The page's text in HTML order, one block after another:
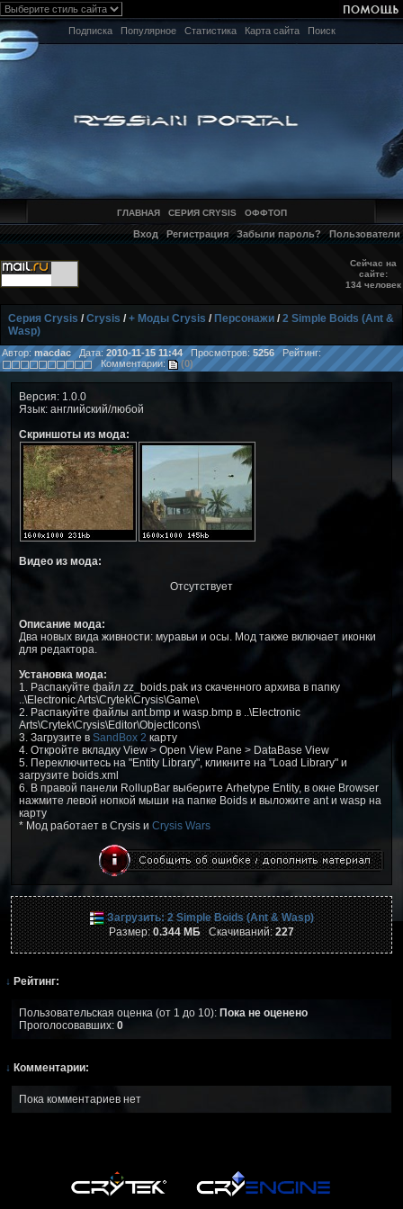
Подписка Популярное Статистика Карта сайта Поиск
ГЛАВНАЯ СЕРИЯ CRYSIS ОФФТОП
Вход Регистрация Забыли пароль? Пользователи
Сейчас на
сайте:
134 человек
Серия Crysis /Crysis /+ Моды Crysis / Персонажи /2 Simple Boids (Ant &
Wasp)
Автор: macdac Дата: 2010-11-15 11:44Просмотров: 5256Рейтинг:
Комментарии:
(0)
Версия: 1.0.0
Язык: английский/любой
Скриншоты из мода:
Видео из мода:
Отсутствует
Описание мода:
Два новых вида живности: муравьи и осы. Мод также включает иконки
для редактора.
Установка мода:
1. Распакуйте файл zz_boids.pak из скаченного архива в папку
..\Electronic Arts\Crytek\Crysis\Game\
2. Распакуйте файлы ant.bmp и wasp.bmp в ..\Electronic
Arts\Crytek\Crysis\Editor\ObjectIcons\
3. Загрузите в SandBox 2 карту
4. Откройте вкладку View > Open View Pane > DataBase View
5. Переключитесь на "Entity Library", кликните на "Load Library" и
загрузите boids.xml
6. В правой панели RollupBar выберите Arhetype Entity, в окне Browser
нажмите левой нопкой мыши на папке Boids и выложите ant и wasp на
карту
* Мод работает в Crysis и Crysis Wars
Загрузить: 2 Simple Boids (Ant & Wasp)
Размер:0.344 МБСкачиваний:227
↓ Рейтинг:
Пользовательская оценка (от 1 до 10): Пока не оценено
Проголосовавших: 0
↓ Комментарии:
Пока комментариев нет